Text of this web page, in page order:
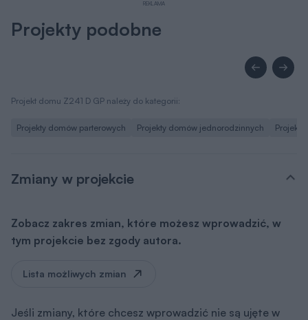
REKLAMA
Projekty podobne
Projekt domu Z241 D GP należy do kategorii:
Projekty domów parterowych Projekty domów jednorodzinnych
Zmiany w projekcie
Zobacz zakres zmian, które możesz wprowadzić, w
tym projekcie bez zgody autora.
Lista możliwych zmian
Jeśli zmiany, które chcesz wprowadzić nie są ujęte w